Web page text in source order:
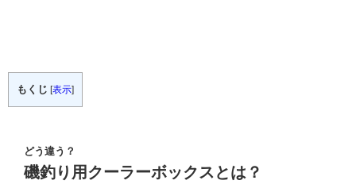
もくじ [表示]
どう違う？
磯釣り用クーラーボックスとは？